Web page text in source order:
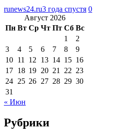
runews24.ru3 года спустя 0
Август 2026
Пн Вт Ср Чт Пт Сб Вс
1
2
3
4 5 6 7 8
9
10 11 12 13 14 15 16
17 18 19 20 21 22 23
24 25 26 27 28 29 30
31
« Июн
Рубрики